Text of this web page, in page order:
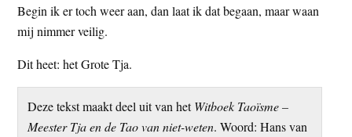
Begin ik er toch weer aan, dan laat ik dat begaan, maar waan
mij nimmer veilig.
Dit heet: het Grote Tja.
Deze tekst maakt deel uit van hetWitboek Taoïsme –
Meester Tja en de Tao van niet-weten. Woord: Hans van